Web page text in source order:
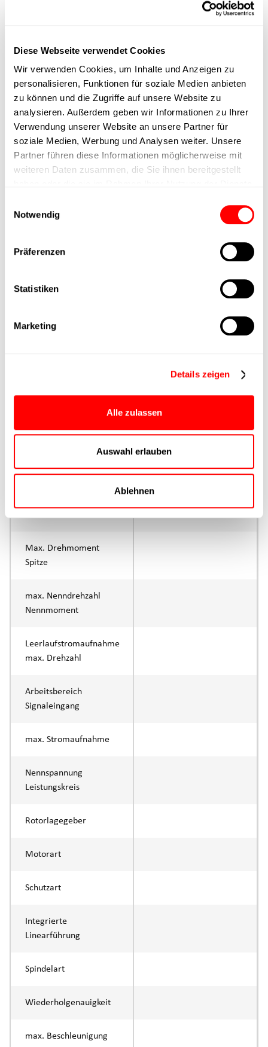
Diese Webseite verwendet Cookies
Wir verwenden Cookies, um Inhalte und Anzeigen zu
personalisieren, Funktionen für soziale Medien anbieten
zu können und die Zugriffe auf unsere Website zu
analysieren. Außerdem geben wir Informationen zu Ihrer
Verwendung unserer Website an unsere Partner für
soziale Medien, Werbung und Analysen weiter. Unsere
Partner führen diese Informationen möglicherweise mit
weiteren Daten zusammen, die Sie ihnen bereitgestellt
Notwendig
Präferenzen
Statistiken
Marketing
Details zeigen
Alle zulassen
Auswahl erlauben
Ablehnen
Positioniergenauigkeit
Nennkraft
Max. Halterkraft
Min. Hubzeit
Lieferzeit
Hauptgruppe
Max. Vorschubkraft
Produktgruppe
Parametrierung
Max. Drehmoment
Spitze
max. Nenndrehzahl
Nennmoment
Leerlaufstromaufnahme
max. Drehzahl
Arbeitsbereich
Signaleingang
max. Stromaufnahme
Nennspannung
Leistungskreis
Rotorlagegeber
Motorart
Schutzart
Integrierte
Linearführung
Spindelart
Wiederholgenauigkeit
max. Beschleunigung